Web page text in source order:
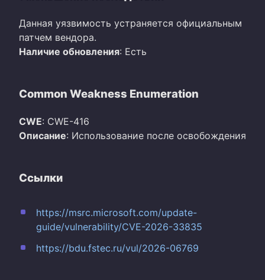
Данная уязвимость устраняется официальным
патчем вендора.
Наличие обновления: Есть
Common Weakness Enumeration
CWE: CWE-416
Описание: Использование после освобождения
Ссылки
https://msrc.microsoft.com/update-
guide/vulnerability/CVE-2026-33835
https://bdu.fstec.ru/vul/2026-06769